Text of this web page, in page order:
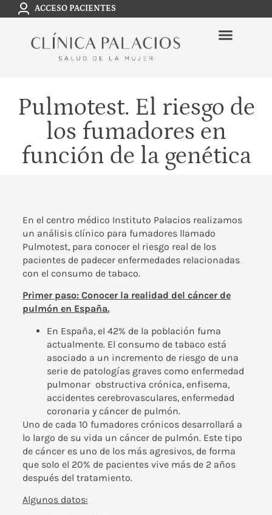
ACCESO PACIENTES
Pulmotest. El riesgo de
los fumadores en
función de la genética
En el centro médico Instituto Palaciosrealizamos
un análisis clínico para fumadores llamado
Pulmotest, para conocer el riesgo real de los
pacientes de padecer enfermedades relacionadas
con el consumo de tabaco.
Primer paso: Conocer la realidad del cáncer de
pulmón en España.
En España, el 42% de la población fuma
actualmente. El consumo de tabaco está
asociado a un incremento de riesgo de una
serie de patologías graves como enfermedad
pulmonar obstructiva crónica, enfisema,
accidentes cerebrovasculares, enfermedad
coronaria y cáncer de pulmón.
Uno de cada 10 fumadores crónicos desarrollará a
lo largo de su vida un cáncer de pulmón. Este tipo
de cáncer es uno de los más agresivos, de forma
que solo el 20% de pacientes vive más de 2 años
después del tratamiento.
Algunos datos: